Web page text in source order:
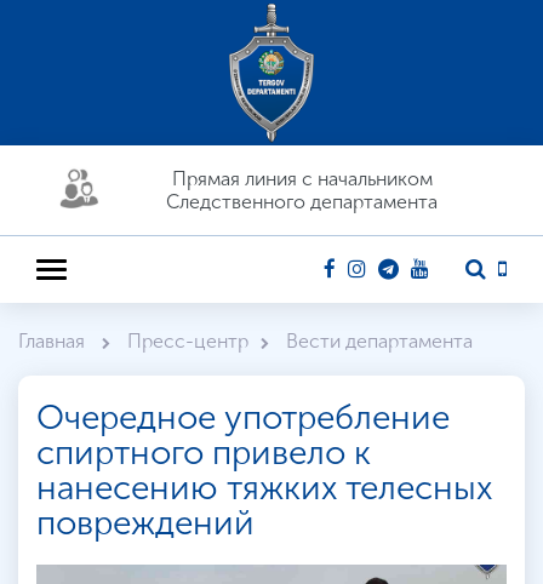
Прямая линия c начальником
Следственного департамента
Главная Пресс-центр Вести департамента
Очередное употребление
спиртного привело к
нанесению тяжких телесных
повреждений